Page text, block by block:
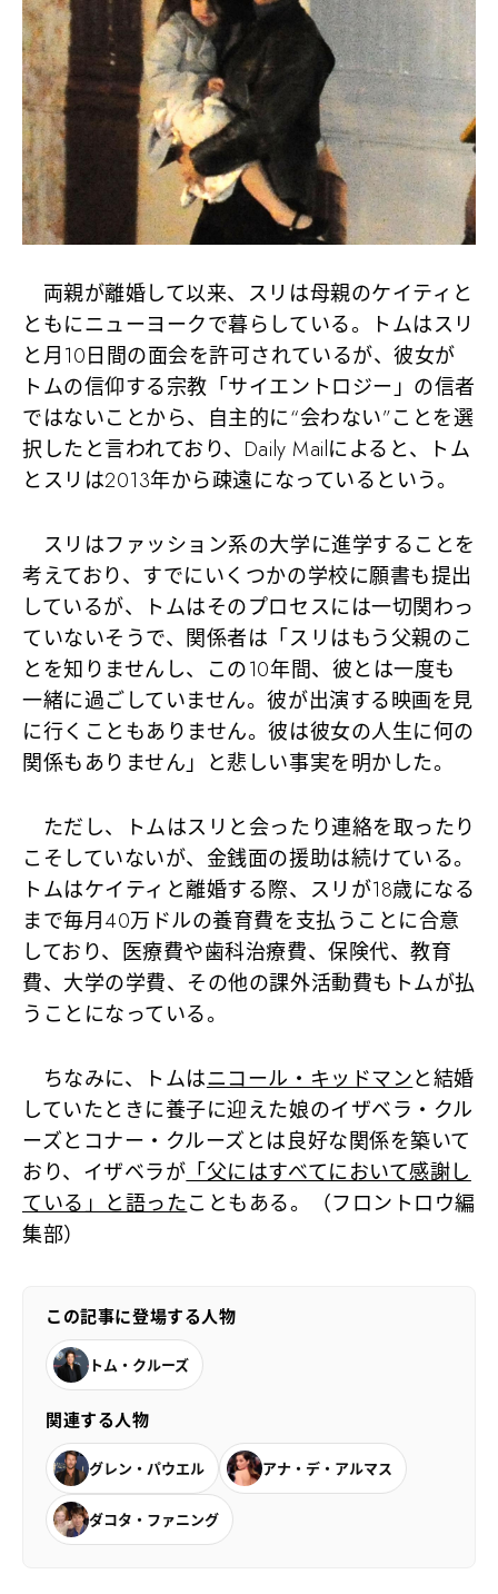
両親が離婚して以来、スリは母親のケイティと
ともにニューヨークで暮らしている。トムはスリ
と月10日間の面会を許可されているが、彼女が
トムの信仰する宗教「サイエントロジー」の信者
ではないことから、自主的に“会わない”ことを選
択したと言われており、Daily Mailによると、トム
とスリは2013年から疎遠になっているという。
スリはファッション系の大学に進学することを
考えており、すでにいくつかの学校に願書も提出
しているが、トムはそのプロセスには一切関わっ
ていないそうで、関係者は「スリはもう父親のこ
とを知りませんし、この10年間、彼とは一度も
一緒に過ごしていません。彼が出演する映画を見
に行くこともありません。彼は彼女の人生に何の
関係もありません」と悲しい事実を明かした。
ただし、トムはスリと会ったり連絡を取ったり
こそしていないが、金銭面の援助は続けている。
トムはケイティと離婚する際、スリが18歳になる
まで毎月40万ドルの養育費を支払うことに合意
しており、医療費や歯科治療費、保険代、教育
費、大学の学費、その他の課外活動費もトムが払
うことになっている。
ちなみに、トムはニコール・キッドマンと結婚
していたときに養子に迎えた娘のイザベラ・クル
ーズとコナー・クルーズとは良好な関係を築いて
おり、イザベラが「父にはすべてにおいて感謝し
ている」と語ったこともある。（フロントロウ編
集部）
この記事に登場する人物
トム・クルーズ
関連する人物
グレン・パウエル アナ・デ・アルマス
ダコタ・ファニング